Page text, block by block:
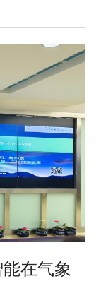
活动采取线
友利用线上
在气象